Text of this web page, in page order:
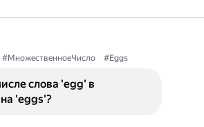
#МножественноеЧисло #Eggs
слова 'egg' в
'eggs'?